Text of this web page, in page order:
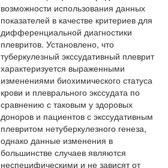
возможности использования данных
показателей в качестве критериев для
дифференциальной диагностики
плевритов. Установлено, что
туберкулезный экссудативный плеврит
характеризуется выраженными
изменениями биохимического статуса
крови и плеврального экссудата по
сравнению с таковым у здоровых
доноров и пациентов с экссудативным
плевритом нетуберкулезного генеза,
однако данные изменения в
большинстве случаев являются
неспецифическими и не зависят от